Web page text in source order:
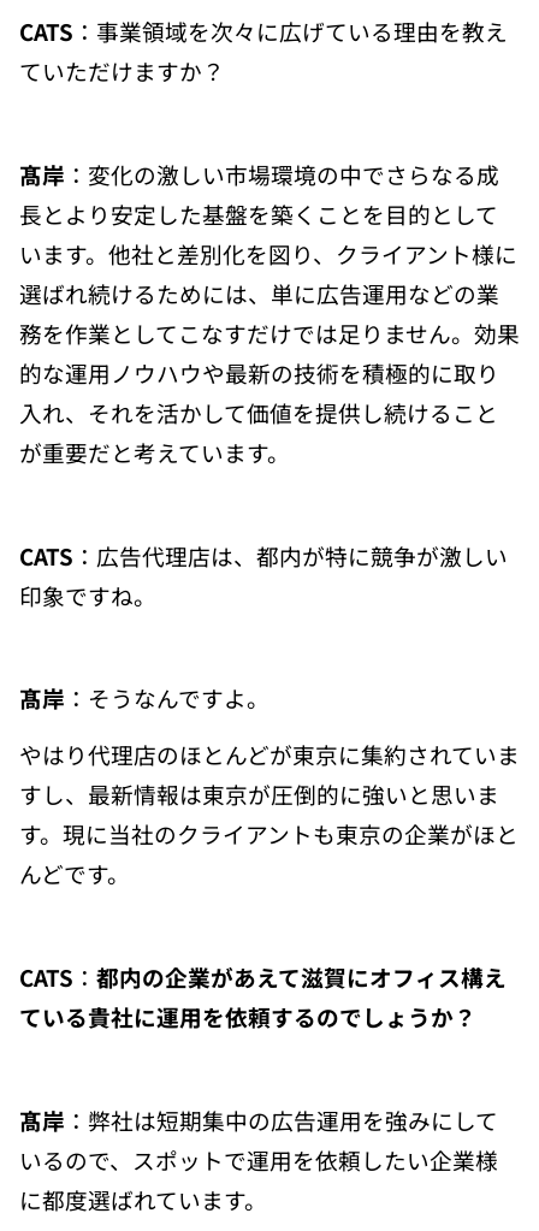
CATS ：事業領域を次々に広げている理由を教え
ていただけますか？
髙岸 ：変化の激しい市場環境の中でさらなる成
長とより安定した基盤を築くことを目的として
います。他社と差別化を図り、クライアント様に
選ばれ続けるためには、単に広告運用などの業
務を作業としてこなすだけでは足りません。効果
的な運用ノウハウや最新の技術を積極的に取り
入れ、それを活かして価値を提供し続けること
が重要だと考えています。
CATS ：広告代理店は、都内が特に競争が激しい
印象ですね。
髙岸 ：そうなんですよ。
やはり代理店のほとんどが東京に集約されていま
すし、最新情報は東京が圧倒的に強いと思いま
す。現に当社のクライアントも東京の企業がほと
んどです。
CATS ： 都内の企業があえて滋賀にオフィス構え
ている貴社に運用を依頼するのでしょうか？
髙岸 ：弊社は短期集中の広告運用を強みにして
いるので、スポットで運用を依頼したい企業様
に都度選ばれています。